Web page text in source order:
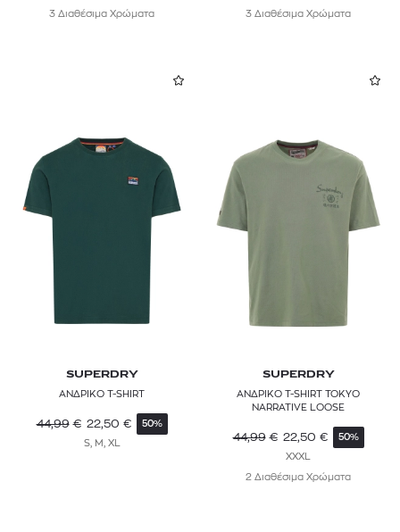
3 Διαθέσιμα Χρώματα 3 Διαθέσιμα Χρώματα
SUPERDRY
ΑΝΔΡΙΚΟ T-SHIRT
44,99 € 22,50 € 50%
S, M, XL
SUPERDRY
ΑΝΔΡΙΚΟ T-SHIRT TOKYO
NARRATIVE LOOSE
44,99 € 22,50 € 50%
XXXL
2 Διαθέσιμα Χρώματα